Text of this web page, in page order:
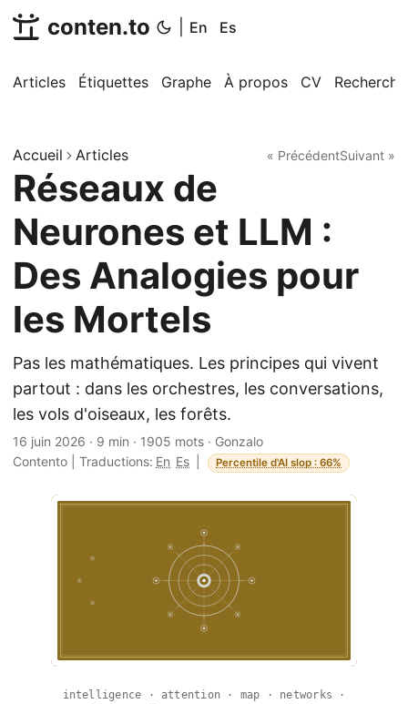
conten.to En Es
Articles Étiquettes Graphe À propos CV
Accueil Articles « PrécédentSuivant »
Réseaux de
Neurones et LLM :
Des Analogies pour
les Mortels
Pas les mathématiques. Les principes qui vivent
partout : dans les orchestres, les conversations,
les vols d'oiseaux, les forêts.
16 juin 2026 · 9 min · 1905 mots · Gonzalo
Contento
Traductions: En Es Percentile d'AI slop : 66%
intelligence · attention · map · networks ·